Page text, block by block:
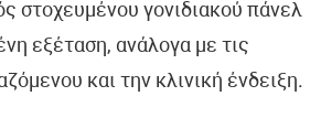
στοχευμένου γονιδιακού πάνελ
εξέταση, ανάλογα με τις
και την κλινική ένδειξη.